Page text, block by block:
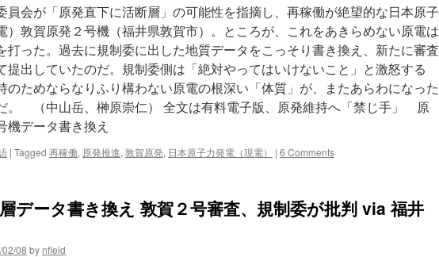
料、
調
査
デ
ー
タ
を
250
超
賀
員会が「原発直下に活断層」の可能性を指摘し、再稼働が絶望的な日本原子
）敦賀原発２号機（福井県敦賀市）。ところが、これをあきらめない原電は
打った。過去に規制委に出した地質データをこっそり書き換え、新たに審査
提出していたのだ。規制委側は「絶対やってはいけないこと」と激怒する
のためならなりふり構わない原電の根深い「体質」が、またあらわになった
。 （中山岳、榊原崇仁） 全文は有料電子版、原発維持へ「禁じ手」 原
機データ書き換え
| Tagged 再稼働, 原発推進, 敦賀原発, 日本原子力発電（現電） | 6 Comments
データ書き換え 敦賀２号審査、規制委が批判 via 福井
08 by nfield